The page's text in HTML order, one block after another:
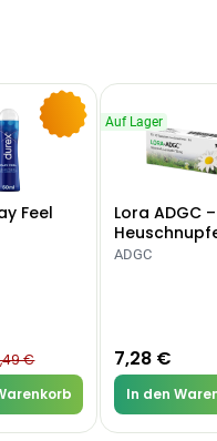
-10%
Feel
€
Auf Lager
Lora ADGC
Allergien
ADGC
7,28 €
In den